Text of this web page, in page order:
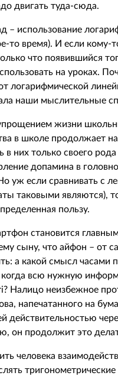
двигать туда-сюда.
– использование
то время). И если кому-
что появившийся
на уроках.
логарифмической
наши мыслительные
жизни
в школе продолжает
них только своего рода
допамина в
уж если сравнивать с
таковыми являются),
пользу.
становится
сыну, что айфон – от
а какой смысл часами
когда всю нужную
Налицо неизбежное
напечатанного на
действительностью
он продолжит это
человека